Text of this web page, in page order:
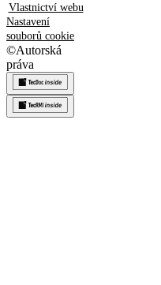
Vlastnictví webu
Nastavení
souborů cookie
©Autorská
práva